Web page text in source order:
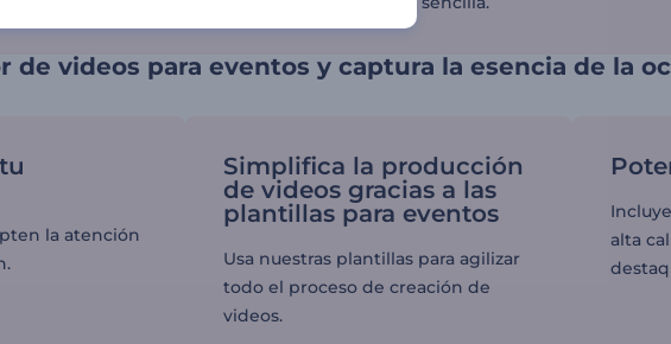
de videos para eventos y captura la esencia de la
la atención
Simplifica la producción
de videos gracias a las
plantillas para eventos
Usa nuestras plantillas para agilizar
todo el proceso de creación de
videos.
alta